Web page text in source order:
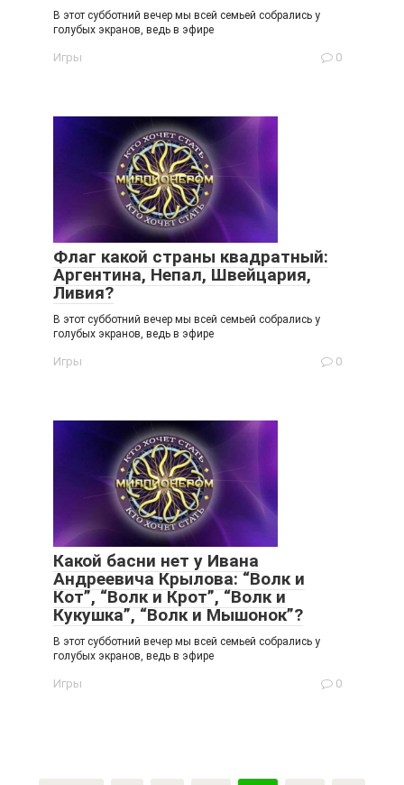
В этот субботний вечер мы всей семьей собрались у
голубых экранов, ведь в эфире
Игры 0
Флаг какой страны квадратный:
Аргентина, Непал, Швейцария,
Ливия?
В этот субботний вечер мы всей семьей собрались у
голубых экранов, ведь в эфире
Игры 0
Какой басни нет у Ивана
Андреевича Крылова: “Волк и
Кот”, “Волк и Крот”, “Волк и
Кукушка”, “Волк и Мышонок”?
В этот субботний вечер мы всей семьей собрались у
голубых экранов, ведь в эфире
Игры 0